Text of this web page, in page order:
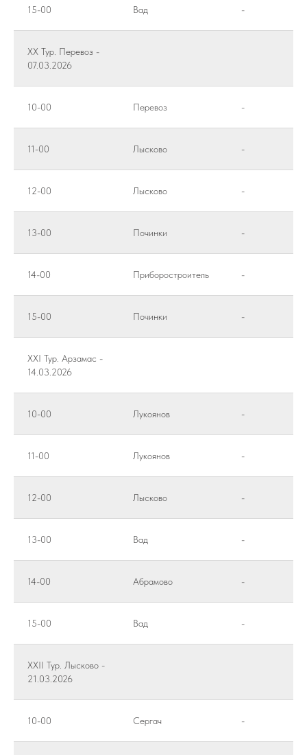
15-00 Вад -
XX Тур. Перевоз -
07.03.2026
10-00 Перевоз -
11-00 Лысково -
12-00 Лысково -
13-00 Починки -
14-00 Приборостроитель -
15-00 Починки -
XXI Тур. Арзамас -
14.03.2026
10-00 Лукоянов -
11-00 Лукоянов -
12-00 Лысково -
13-00 Вад -
14-00 Абрамово -
15-00 Вад -
XXII Тур. Лысково -
21.03.2026
10-00 Сергач -